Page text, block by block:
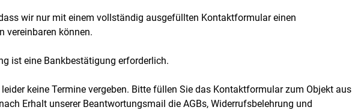
wir nur mit einem vollständig ausgefüllten Kontaktformular einen
vereinbaren können.
ist eine Bankbestätigung erforderlich.
keine Termine vergeben. Bitte füllen Sie das Kontaktformular zum Objekt aus
Erhalt unserer Beantwortungsmail die AGBs, Widerrufsbelehrung und